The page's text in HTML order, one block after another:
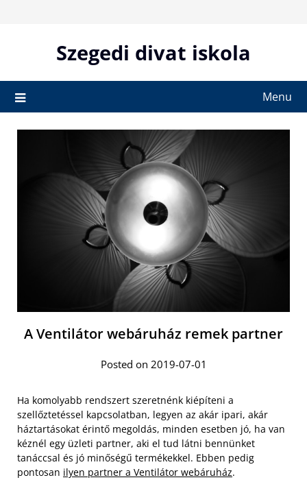
Szegedi divat iskola
Menu
A Ventilátor webáruház remek partner
Posted on 2019-07-01
Ha komolyabb rendszert szeretnénk kiépíteni a
szellőztetéssel kapcsolatban, legyen az akár ipari, akár
háztartásokat érintő megoldás, minden esetben jó, ha van
kéznél egy üzleti partner, aki el tud látni bennünket
tanáccsal és jó minőségű termékekkel. Ebben pedig
pontosan ilyen partner a Ventilátor webáruház.